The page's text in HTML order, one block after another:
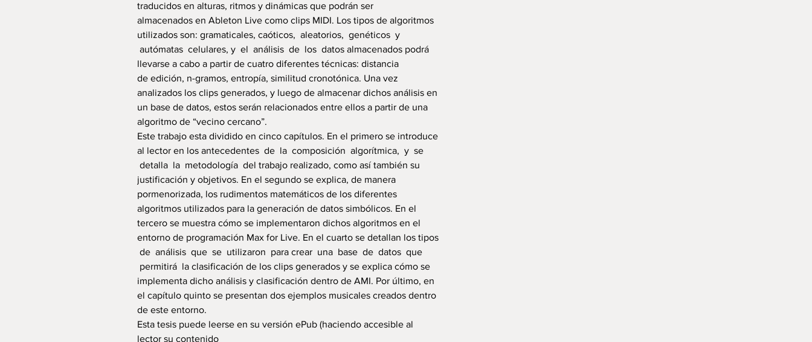
traducidos en alturas, ritmos y dinámicas que podrán ser
almacenados en Ableton Live como clips MIDI. Los tipos de algoritmos
utilizados son: gramaticales, caóticos, aleatorios, genéticos y
autómatas celulares, y el análisis de los datos almacenados podrá
llevarse a cabo a partir de cuatro diferentes técnicas: distancia
de edición, n-gramos, entropía, similitud cronotónica. Una vez
analizados los clips generados, y luego de almacenar dichos análisis en
un base de datos, estos serán relacionados entre ellos a partir de una
algoritmo de “vecino cercano”.
Este trabajo esta dividido en cinco capítulos. En el primero se introduce
al lector en los antecedentes de la composición algorítmica, y se
detalla la metodología del trabajo realizado, como así también su
justificación y objetivos. En el segundo se explica, de manera
pormenorizada, los rudimentos matemáticos de los diferentes
algoritmos utilizados para la generación de datos simbólicos. En el
tercero se muestra cómo se implementaron dichos algoritmos en el
entorno de programación Max for Live. En el cuarto se detallan los tipos
de análisis que se utilizaron para crear una base de datos que
permitirá la clasificación de los clips generados y se explica cómo se
implementa dicho análisis y clasificación dentro de AMI. Por último, en
el capítulo quinto se presentan dos ejemplos musicales creados dentro
de este entorno.
Esta tesis puede leerse en su versión ePub (haciendo accesible al
lector su contenido